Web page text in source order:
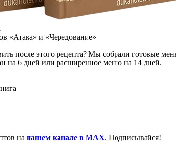
«Атака» и «Чередование»
после этого рецепта? Мы собрали готовые
на 6 дней или расширенное меню на 14 дней.
на нашем канале в MAX. Подписывайся!